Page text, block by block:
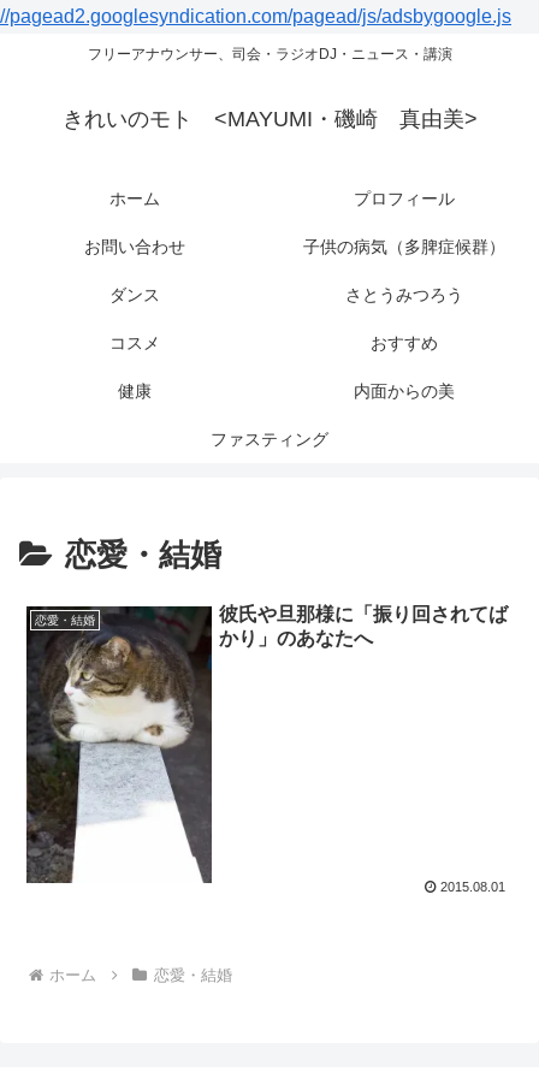
//pagead2.googlesyndication.com/pagead/js/adsbygoogle.js
フリーアナウンサー、司会・ラジオDJ・ニュース・講演
きれいのモト <MAYUMI・磯崎 真由美>
ホーム プロフィール
お問い合わせ 子供の病気（多脾症候群）
ダンス さとうみつろう
コスメ おすすめ
健康 内面からの美
ファスティング
恋愛・結婚
恋愛・結婚
彼氏や旦那様に「振り回されてば
かり」のあなたへ
2015.08.01
ホーム 恋愛・結婚